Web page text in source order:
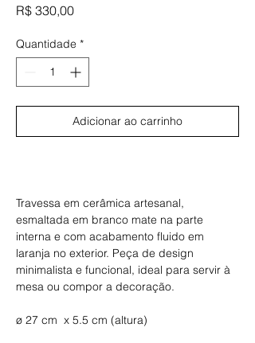
R$ 330,00Preço
Quantidade *
Adicionar ao carrinho
Travessa em cerâmica artesanal,
esmaltada em branco mate na parte
interna e com acabamento fluido em
laranja no exterior. Peça de design
minimalista e funcional, ideal para servir à
mesa ou compor a decoração.
ø 27 cm x 5.5 cm (altura)